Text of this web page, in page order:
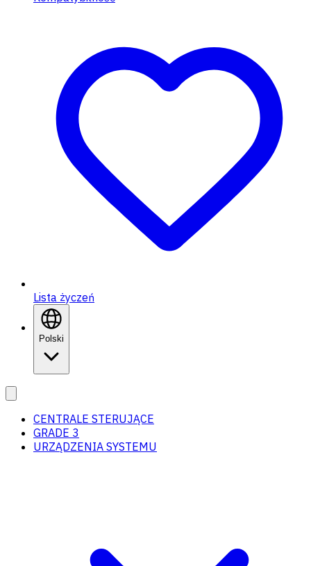
Lista życzeń
Polski
CENTRALE STERUJĄCE
GRADE 3
URZĄDZENIA SYSTEMU